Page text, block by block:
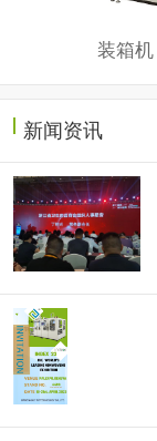
装箱机
新闻资讯